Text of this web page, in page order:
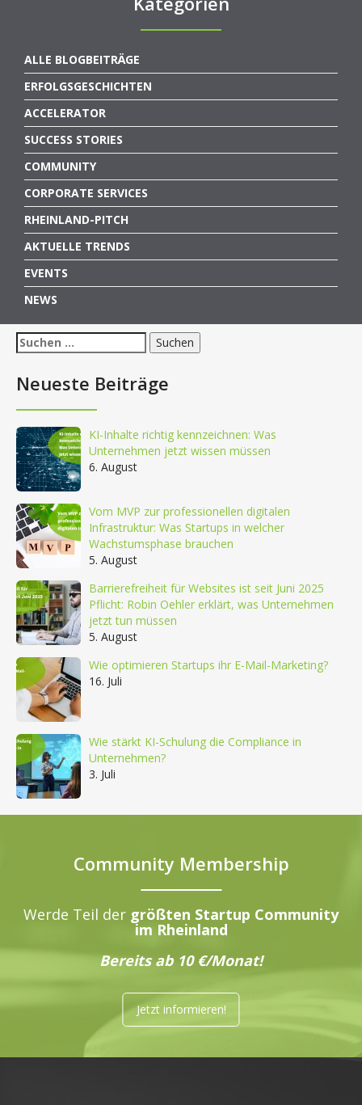
ALLE BLOGBEITRÄGE
ERFOLGSGESCHICHTEN
ACCELERATOR
SUCCESS STORIES
COMMUNITY
CORPORATE SERVICES
RHEINLAND-PITCH
AKTUELLE TRENDS
EVENTS
NEWS
Suchen
nach:
Neueste Beiträge
KI-Inhalte richtig kennzeichnen: Was
Unternehmen jetzt wissen müssen
6. August
Vom MVP zur professionellen digitalen
Infrastruktur: Was Startups in welcher
Wachstumsphase brauchen
5. August
Barrierefreiheit für Websites ist seit Juni 2025
Pflicht: Robin Oehler erklärt, was Unternehmen
jetzt tun müssen
5. August
Wie optimieren Startups ihr E-Mail-Marketing?
16. Juli
Wie stärkt KI-Schulung die Compliance in
Unternehmen?
3. Juli
Community Membership
Werde Teil der größten Startup Community
im Rheinland
Bereits ab 10 €/Monat!
Jetzt informieren!